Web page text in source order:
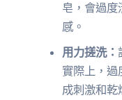
皂，會過度
感。
用力搓洗：
實際上，過
成刺激和乾